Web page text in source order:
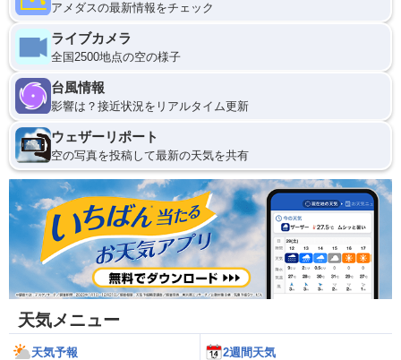
アメダスの最新情報をチェック
ライブカメラ
全国2500地点の空の様子
台風情報
影響は？接近状況をリアルタイム更新
ウェザーリポート
空の写真を投稿して最新の天気を共有
天気メニュー
天気予報 2週間天気